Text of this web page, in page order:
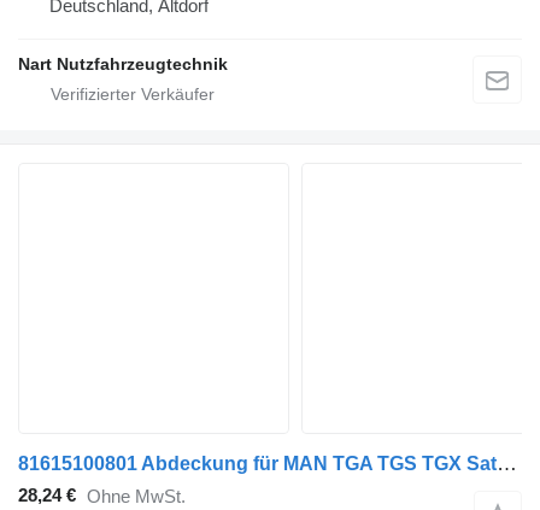
Deutschland, Altdorf
Nart Nutzfahrzeugtechnik
81615100801 Abdeckung für MAN TGA TGS TGX Sattelzugmaschine
28,24 € Ohne MwSt.